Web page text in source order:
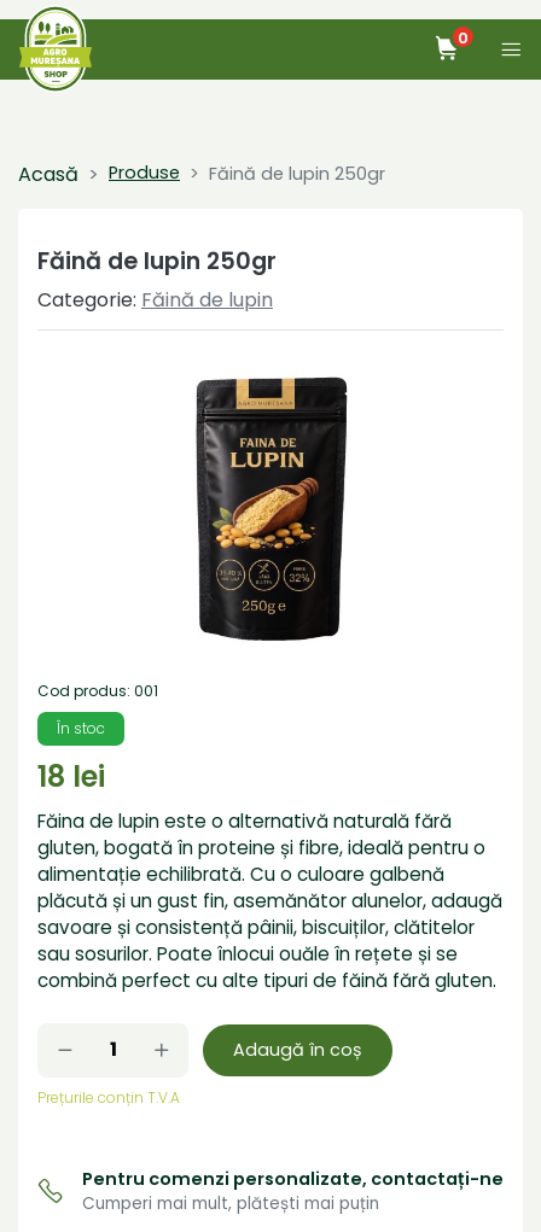
Despre noi
0
Acasă Produse Făină de lupin 250gr
Făină de lupin 250gr
Categorie: Făină de lupin
Cod produs: 001
În stoc
18 lei
Făina de lupin este o alternativă naturală fără
gluten, bogată în proteine și fibre, ideală pentru o
alimentație echilibrată. Cu o culoare galbenă
plăcută și un gust fin, asemănător alunelor, adaugă
savoare și consistență pâinii, biscuiților, clătitelor
sau sosurilor. Poate înlocui ouăle în rețete și se
combină perfect cu alte tipuri de făină fără gluten.
Adaugă în coș
Adăugat
Prețurile conțin T.V.A
Pentru comenzi personalizate, contactați-ne
Cumperi mai mult, plătești mai puțin